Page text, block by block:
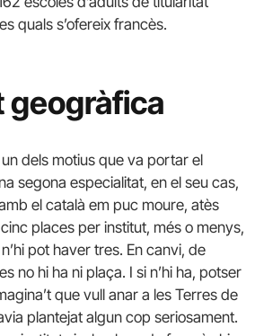
quals s’ofereix francès.
geogràfica
dels motius que va portar el
segona especialitat, en el seu cas,
el català em puc moure, atès
places per institut, més o menys,
pot haver tres. En canvi, de
no hi ha ni plaça. I si n’hi ha, potser
que vull anar a les Terres de
plantejat algun cop seriosament.